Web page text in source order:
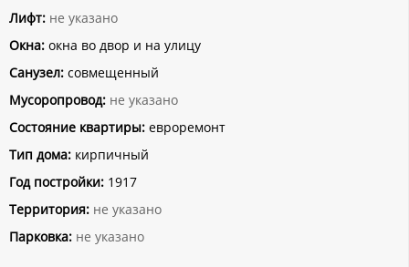
Лифт: не указано
Окна: окна во двор и на улицу
Санузел: совмещенный
Мусоропровод: не указано
Состояние квартиры: евроремонт
Тип дома: кирпичный
Год постройки: 1917
Территория: не указано
Парковка: не указано